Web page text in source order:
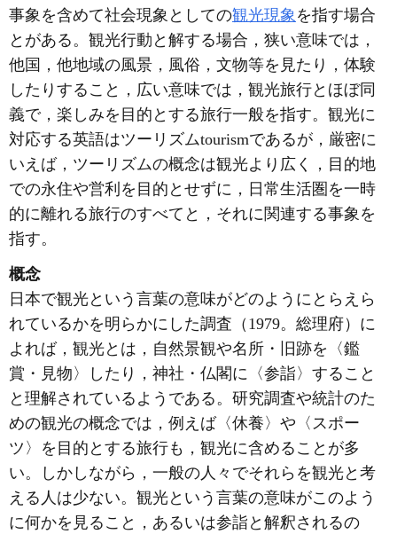
事象を含めて社会現象としての観光現象を指す場合
とがある。観光行動と解する場合，狭い意味では，
他国，他地域の風景，風俗，文物等を見たり，体験
したりすること，広い意味では，観光旅行とほぼ同
義で，楽しみを目的とする旅行一般を指す。観光に
対応する英語はツーリズムtourismであるが，厳密に
いえば，ツーリズムの概念は観光より広く，目的地
での永住や営利を目的とせずに，日常生活圏を一時
的に離れる旅行のすべてと，それに関連する事象を
指す。
概念
日本で観光という言葉の意味がどのようにとらえら
れているかを明らかにした調査（1979。総理府）に
よれば，観光とは，自然景観や名所・旧跡を〈鑑
賞・見物〉したり，神社・仏閣に〈参詣〉すること
と理解されているようである。研究調査や統計のた
めの観光の概念では，例えば〈休養〉や〈スポー
ツ〉を目的とする旅行も，観光に含めることが多
い。しかしながら，一般の人々でそれらを観光と考
える人は少ない。観光という言葉の意味がこのよう
に何かを見ること，あるいは参詣と解釈されるの